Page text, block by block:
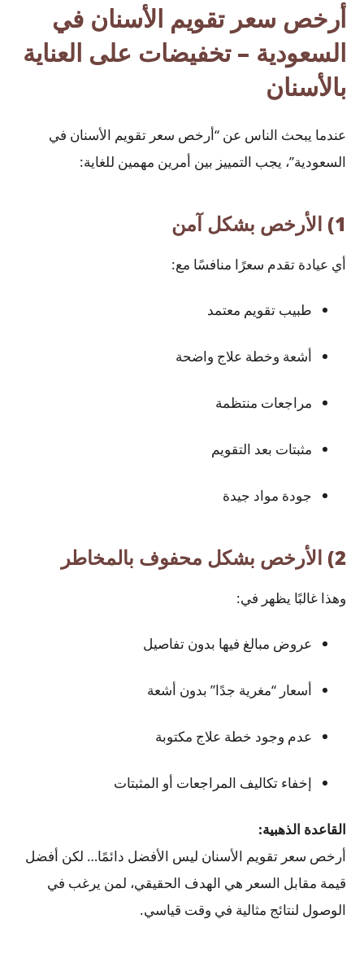
أرخص سعر تقويم الأسنان في
السعودية – تخفيضات على العناية
بالأسنان
عندما يبحث الناس عن “أرخص سعر تقويم الأسنان في
السعودية”، يجب التمييز بين أمرين مهمين للغاية:
1) الأرخص بشكل آمن
أي عيادة تقدم سعرًا منافسًا مع:
طبيب تقويم معتمد
أشعة وخطة علاج واضحة
مراجعات منتظمة
مثبتات بعد التقويم
جودة مواد جيدة
2) الأرخص بشكل محفوف بالمخاطر
وهذا غالبًا يظهر في:
عروض مبالغ فيها بدون تفاصيل
أسعار “مغرية جدًا” بدون أشعة
عدم وجود خطة علاج مكتوبة
إخفاء تكاليف المراجعات أو المثبتات
القاعدة الذهبية:
أرخص سعر تقويم الأسنان ليس الأفضل دائمًا… لكن أفضل
قيمة مقابل السعر هي الهدف الحقيقي، لمن يرغب في
الوصول لنتائج مثالية في وقت قياسي.